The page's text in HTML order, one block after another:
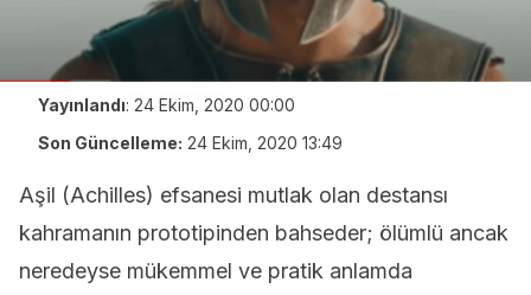
Yayınlandı: 24 Ekim, 2020 00:00
Son Güncelleme: 24 Ekim, 2020 13:49
Aşil (Achilles) efsanesi mutlak olan destansı
kahramanın prototipinden bahseder; ölümlü ancak
neredeyse mükemmel ve pratik anlamda